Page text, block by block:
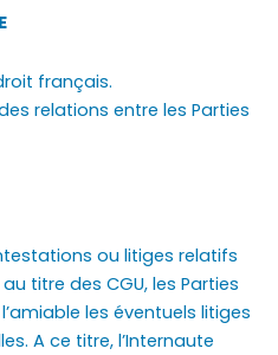
français.
relations entre les Parties
ou litiges relatifs
titre des CGU, les Parties
les éventuels litiges
A ce titre, l’Internaute